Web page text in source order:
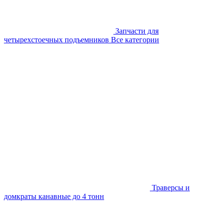
Запчасти для
четырехстоечных подъемников Все категории
Траверсы и
домкраты канавные до 4 тонн